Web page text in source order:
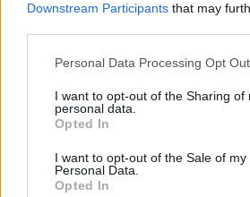
Downstream Participants that may
Please note that this website/app uses
not limited to your visit or usage
grant or deny consent to Google and
use your data for below specified
consent section.
Personal Data Processing Opt
I want to opt-out of the Sharing of
personal data.
Opted In
I want to opt-out of the Sale of my
Personal Data.
Opted In
Come pianificare gite di sci
bollettino
SCI ALPINISMO